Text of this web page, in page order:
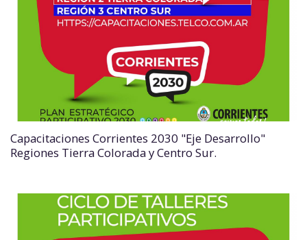
Capacitaciones Corrientes 2030 "Eje Desarrollo"
Regiones Tierra Colorada y Centro Sur.